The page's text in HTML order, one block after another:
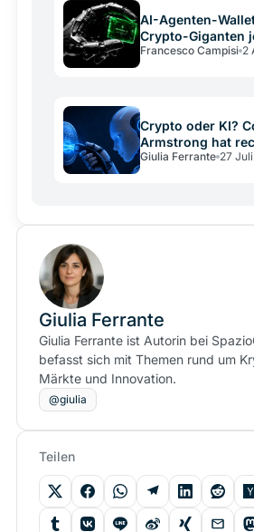
AI-Agenten-
Crypto-Giganten
Schienen bauen
Francesco Campisi 2
Crypto oder KI?
Armstrong hat
kein neutraler
Giulia Ferrante 27
Giulia Ferrante
Giulia Ferrante ist Autorin bei
befasst sich mit Themen rund um
Märkte und Innovation.
@giulia
Teilen